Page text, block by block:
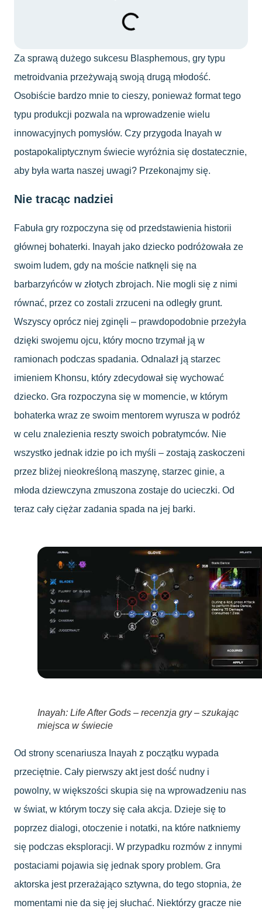
Za sprawą dużego sukcesu Blasphemous, gry typu
metroidvania przeżywają swoją drugą młodość.
Osobiście bardzo mnie to cieszy, ponieważ format tego
typu produkcji pozwala na wprowadzenie wielu
innowacyjnych pomysłów. Czy przygoda Inayah w
postapokaliptycznym świecie wyróżnia się dostatecznie,
aby była warta naszej uwagi? Przekonajmy się.
Nie tracąc nadziei
Fabuła gry rozpoczyna się od przedstawienia historii
głównej bohaterki. Inayah jako dziecko podróżowała ze
swoim ludem, gdy na moście natknęli się na
barbarzyńców w złotych zbrojach. Nie mogli się z nimi
równać, przez co zostali zrzuceni na odległy grunt.
Wszyscy oprócz niej zginęli – prawdopodobnie przeżyła
dzięki swojemu ojcu, który mocno trzymał ją w
ramionach podczas spadania. Odnalazł ją starzec
imieniem Khonsu, który zdecydował się wychować
dziecko. Gra rozpoczyna się w momencie, w którym
bohaterka wraz ze swoim mentorem wyrusza w podróż
w celu znalezienia reszty swoich pobratymców. Nie
wszystko jednak idzie po ich myśli – zostają zaskoczeni
przez bliżej nieokreśloną maszynę, starzec ginie, a
młoda dziewczyna zmuszona zostaje do ucieczki. Od
teraz cały ciężar zadania spada na jej barki.
Inayah: Life After Gods – recenzja gry – szukając
miejsca w świecie
Od strony scenariusza Inayah z początku wypada
przeciętnie. Cały pierwszy akt jest dość nudny i
powolny, w większości skupia się na wprowadzeniu nas
w świat, w którym toczy się cała akcja. Dzieje się to
poprzez dialogi, otoczenie i notatki, na które natkniemy
się podczas eksploracji. W przypadku rozmów z innymi
postaciami pojawia się jednak spory problem. Gra
aktorska jest przerażająco sztywna, do tego stopnia, że
momentami nie da się jej słuchać. Niektórzy gracze nie